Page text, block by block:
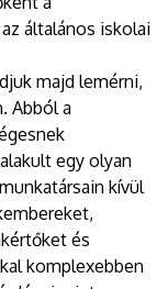
általános iskolai
majd lemérni,
Abból a
egy olyan
kívül
és
komplexebben